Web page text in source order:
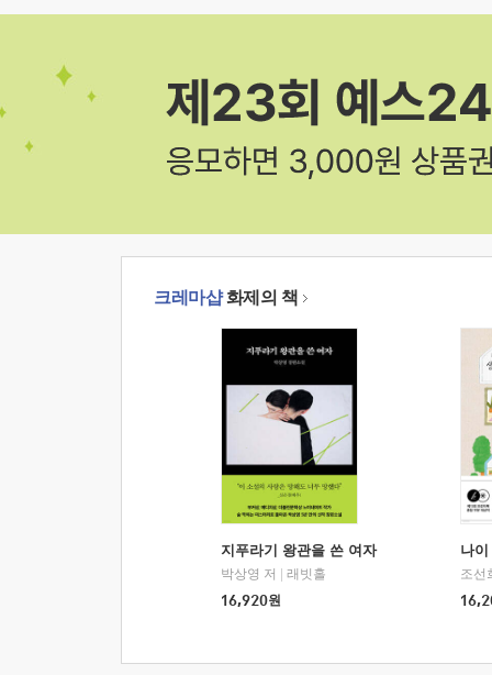
크레마샵화제의 책
지푸라기 왕관을 쓴 여자
박상영 저
래빗홀
16,920원
나
조선